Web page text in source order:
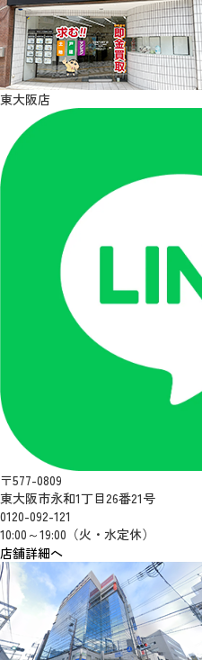
東大阪店
〒577-0809
東大阪市永和1丁目26番21号
0120-092-121
10:00～19:00（火・水定休）
店舗詳細へ